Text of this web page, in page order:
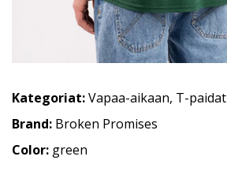
Kategoriat:Vapaa-aikaan, T-paidat
Brand: Broken Promises
Color: green